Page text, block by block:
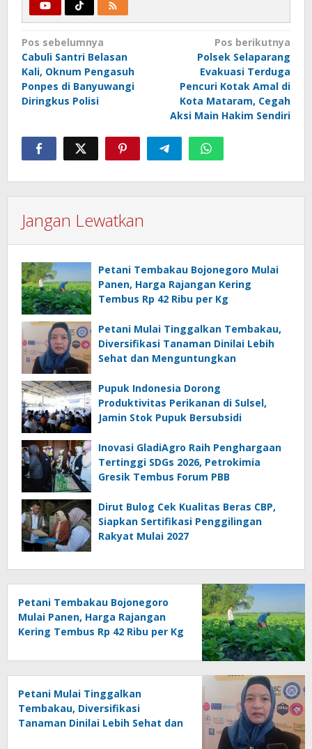
Navigasi
pos
Pos sebelumnya
Cabuli Santri Belasan
Kali, Oknum Pengasuh
Ponpes di Banyuwangi
Diringkus Polisi
Pos berikutnya
Polsek Selaparang
Evakuasi Terduga
Pencuri Kotak Amal di
Kota Mataram, Cegah
Aksi Main Hakim Sendiri
Jangan Lewatkan
Petani Tembakau Bojonegoro Mulai
Panen, Harga Rajangan Kering
Tembus Rp 42 Ribu per Kg
Petani Mulai Tinggalkan Tembakau,
Diversifikasi Tanaman Dinilai Lebih
Sehat dan Menguntungkan
Pupuk Indonesia Dorong
Produktivitas Perikanan di Sulsel,
Jamin Stok Pupuk Bersubsidi
Inovasi GladiAgro Raih Penghargaan
Tertinggi SDGs 2026, Petrokimia
Gresik Tembus Forum PBB
Dirut Bulog Cek Kualitas Beras CBP,
Siapkan Sertifikasi Penggilingan
Rakyat Mulai 2027
Petani Tembakau Bojonegoro
Mulai Panen, Harga Rajangan
Kering Tembus Rp 42 Ribu per Kg
Petani Mulai Tinggalkan
Tembakau, Diversifikasi
Tanaman Dinilai Lebih Sehat dan